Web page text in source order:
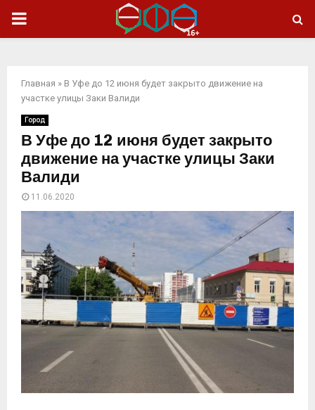
ОСНОВНОЕ
Главная » В Уфе до 12 июня будет закрыто движение на
участке улицы Заки Валиди
Город
В Уфе до 12 июня будет закрыто
движение на участке улицы Заки
Валиди
11.06.2020